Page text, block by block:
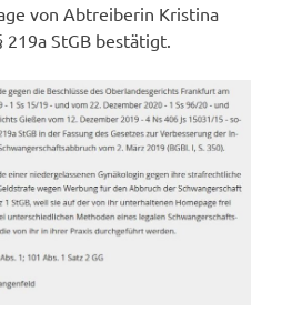
von Abtreiberin Kristina
219a StGB bestätigt.